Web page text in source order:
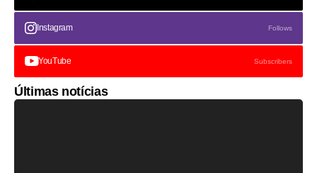
Instagram Follows
YouTube Subscribers
Últimas notícias